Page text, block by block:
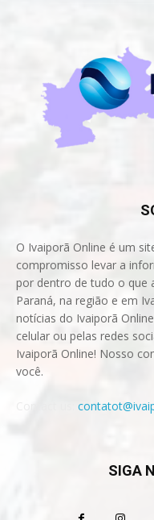
O Ivaiporã Online é um
compromisso levar a
por dentro de tudo o que
Paraná, na região e em
notícias do Ivaiporã
celular ou pelas redes
Ivaiporã Online! Nosso
você.
SIGA